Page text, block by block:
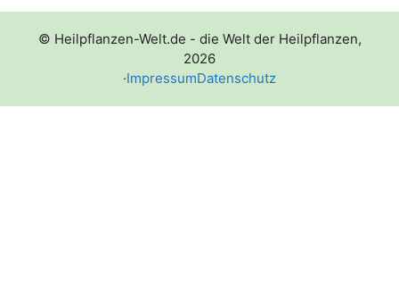
© Heilpflanzen-Welt.de - die Welt der Heilpflanzen,
2026
·ImpressumDatenschutz